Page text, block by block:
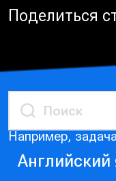
Поделиться
Например,
Английский